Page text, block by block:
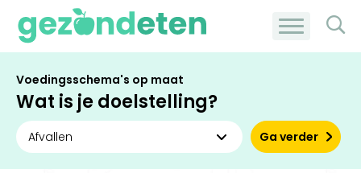
Voedingsschema's op maat
Wat is je doelstelling?
Ga verder